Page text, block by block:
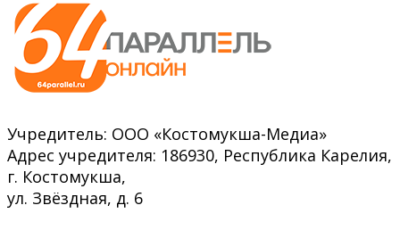
Учредитель: ООО «Костомукша-Медиа»
Адрес учредителя: 186930, Республика Карелия,
г. Костомукша,
ул. Звёздная, д. 6